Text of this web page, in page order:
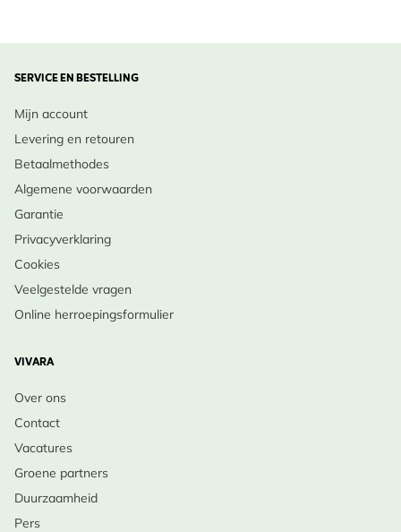
SERVICE EN BESTELLING
Mijn account
Levering en retouren
Betaalmethodes
Algemene voorwaarden
Garantie
Privacyverklaring
Cookies
Veelgestelde vragen
Online herroepingsformulier
VIVARA
Over ons
Contact
Vacatures
Groene partners
Duurzaamheid
Pers